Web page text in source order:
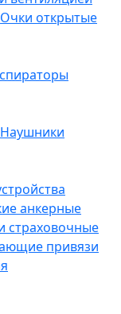
Очки открытые
Наушники
анкерные
страховочные
привязи